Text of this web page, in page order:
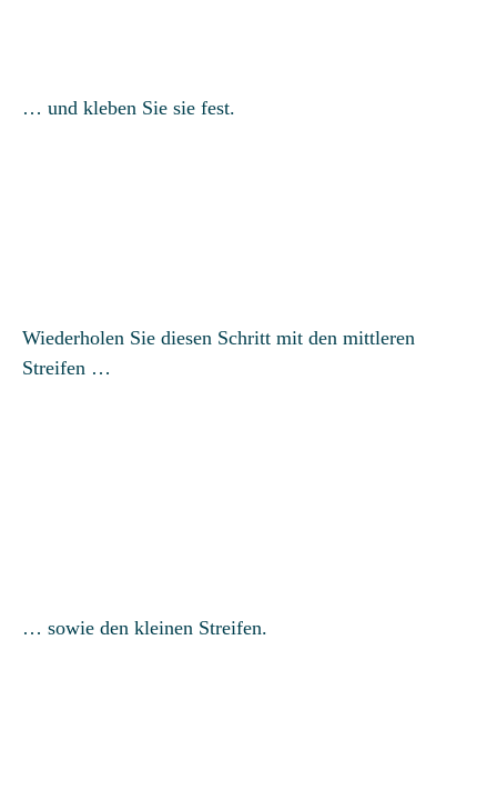
… und kleben Sie sie fest.
Wiederholen Sie diesen Schritt mit den mittleren
Streifen …
… sowie den kleinen Streifen.